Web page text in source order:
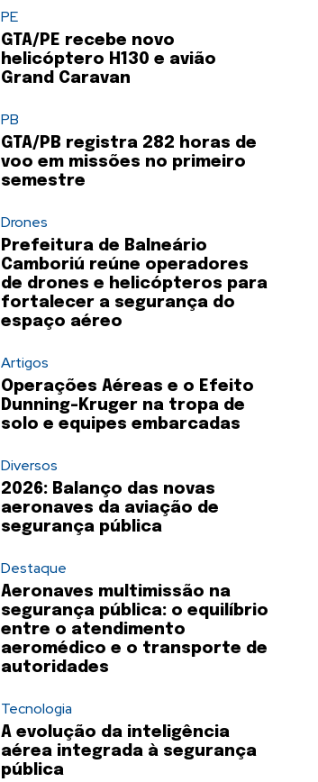
PE
GTA/PE recebe novo
helicóptero H130 e avião
Grand Caravan
PB
GTA/PB registra 282 horas de
voo em missões no primeiro
semestre
Drones
Prefeitura de Balneário
Camboriú reúne operadores
de drones e helicópteros para
fortalecer a segurança do
espaço aéreo
Artigos
Operações Aéreas e o Efeito
Dunning-Kruger na tropa de
solo e equipes embarcadas
Diversos
2026: Balanço das novas
aeronaves da aviação de
segurança pública
Destaque
Aeronaves multimissão na
segurança pública: o equilíbrio
entre o atendimento
aeromédico e o transporte de
autoridades
Tecnologia
A evolução da inteligência
aérea integrada à segurança
pública